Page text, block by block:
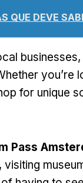
QUE DEVE
businesses,
you’re
for unique
Pass
, visiting